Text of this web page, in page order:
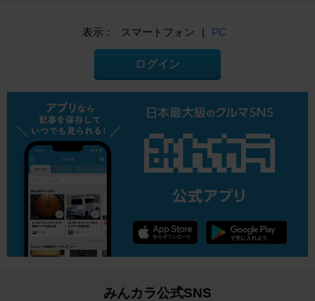
表示： スマートフォン | PC
ログイン
みんカラ公式SNS